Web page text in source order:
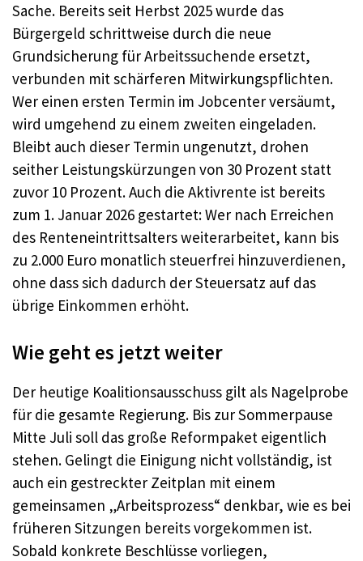
Sache. Bereits seit Herbst 2025 wurde das
Bürgergeld schrittweise durch die neue
Grundsicherung für Arbeitssuchende ersetzt,
verbunden mit schärferen Mitwirkungspflichten.
Wer einen ersten Termin im Jobcenter versäumt,
wird umgehend zu einem zweiten eingeladen.
Bleibt auch dieser Termin ungenutzt, drohen
seither Leistungskürzungen von 30 Prozent statt
zuvor 10 Prozent. Auch die Aktivrente ist bereits
zum 1. Januar 2026 gestartet: Wer nach Erreichen
des Renteneintrittsalters weiterarbeitet, kann bis
zu 2.000 Euro monatlich steuerfrei hinzuverdienen,
ohne dass sich dadurch der Steuersatz auf das
übrige Einkommen erhöht.
Wie geht es jetzt weiter
Der heutige Koalitionsausschuss gilt als Nagelprobe
für die gesamte Regierung. Bis zur Sommerpause
Mitte Juli soll das große Reformpaket eigentlich
stehen. Gelingt die Einigung nicht vollständig, ist
auch ein gestreckter Zeitplan mit einem
gemeinsamen „Arbeitsprozess“ denkbar, wie es bei
früheren Sitzungen bereits vorgekommen ist.
Sobald konkrete Beschlüsse vorliegen,